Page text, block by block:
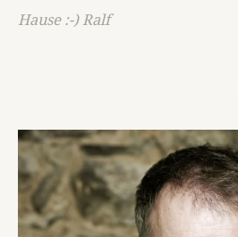
Hause :-) Ralf